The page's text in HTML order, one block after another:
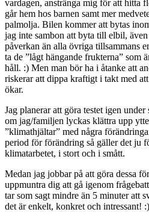
vardagen, anstränga mig för att hitta
går hem hos barnen samt mer
palmolja. Bilen kommer att bytas
jag inte sambon att byta till elbil,
påverkan än alla övriga tillsammans
ta de ”lågt hängande frukterna” som
håll. :) Men man bör ha i åtanke att
riskerar att dippa kraftigt i takt med
ökar.
Jag planerar att göra testet igen
om jag/familjen lyckas klättra upp
”klimathjältar” med några
period för förändring så gäller det ju
klimatarbetet, i stort och i smått.
Medan jag jobbar på att göra dessa
uppmuntra dig att gå igenom
tar som sagt mindre än 5 minuter att
det är enkelt, konkret och intressant! :)